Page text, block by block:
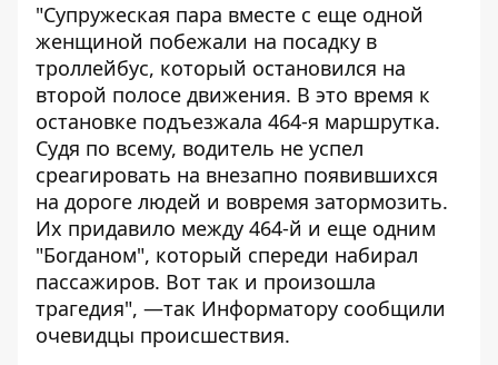
"Супружеская пара вместе с еще одной
женщиной побежали на посадку в
троллейбус, который остановился на
второй полосе движения. В это время к
остановке подъезжала 464-я маршрутка.
Судя по всему, водитель не успел
среагировать на внезапно появившихся
на дороге людей и вовремя затормозить.
Их придавило между 464-й и еще одним
"Богданом", который спереди набирал
пассажиров. Вот так и произошла
трагедия", —так Информатору сообщили
очевидцы происшествия.